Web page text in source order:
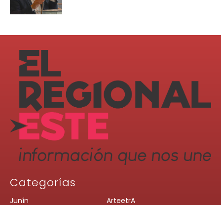
Categorías
Junín
ArteetrA